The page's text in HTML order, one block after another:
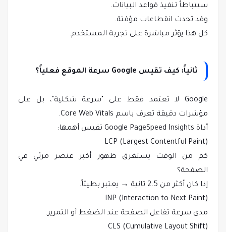
سيتباطأ تنفيذ قواعد البيانات.
وقد تحدث انقطاعات مؤقتة.
كل هذا يؤثر مباشرة على تجربة المستخدم.
ثانياً: كيف تقيس Google سرعة الموقع فعلياً؟
Google لا تعتمد فقط على "سرعة شكلية"، بل على
مؤشرات دقيقة تعرف باسم Core Web Vitals.
أداة Google PageSpeed Insights تقيس أهمها:
LCP (Largest Contentful Paint)
كم من الوقت يستغرق ظهور أكبر عنصر مرئي في
الصفحة؟
إذا كان أكثر من 2.5 ثانية → يعتبر بطيئاً.
INP (Interaction to Next Paint)
مدى سرعة تفاعل الصفحة عند الضغط أو التمرير.
CLS (Cumulative Layout Shift)